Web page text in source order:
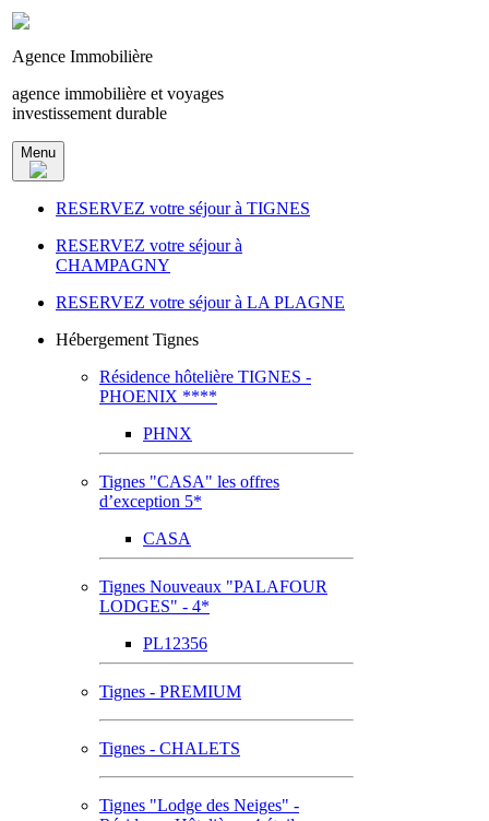
Agence Immobilière
agence immobilière et voyages
investissement durable
Menu
RESERVEZ votre séjour à TIGNES
RESERVEZ votre séjour à
CHAMPAGNY
RESERVEZ votre séjour à LA PLAGNE
Hébergement Tignes
Résidence hôtelière TIGNES -
PHOENIX ****
PHNX
Tignes "CASA" les offres
d’exception 5*
CASA
Tignes Nouveaux "PALAFOUR
LODGES" - 4*
PL12356
Tignes - PREMIUM
Tignes - CHALETS
Tignes "Lodge des Neiges" -